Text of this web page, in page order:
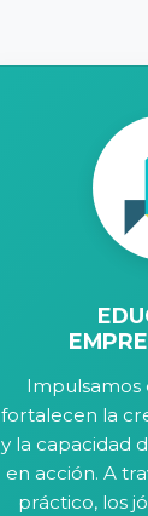
Impulsamos
fortalecen la
y la capacidad
en acción. A
práctico, los